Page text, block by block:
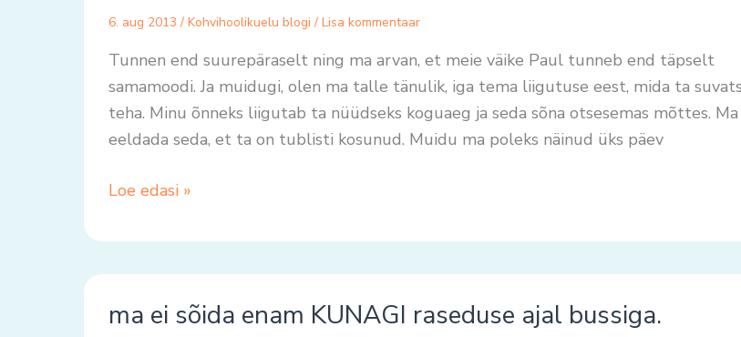
6. aug 2013 / Kohvihoolikuelu blogi / Lisa kommentaar
Tunnen end suurepäraselt ning ma arvan, et meie väike Paul tunneb end täpselt
samamoodi. Ja muidugi, olen ma talle tänulik, iga tema liigutuse eest, mida ta
teha. Minu õnneks liigutab ta nüüdseks koguaeg ja seda sõna otsesemas mõttes. Ma
eeldada seda, et ta on tublisti kosunud. Muidu ma poleks näinud üks päev
Loe edasi »
ma ei sõida enam KUNAGI raseduse ajal bussiga.
ei